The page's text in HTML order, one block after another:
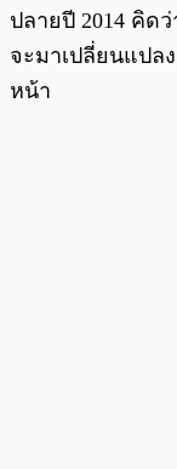
ปลายปี 2014 คิด
จะมาเปลี่ยนแปล
หน้า